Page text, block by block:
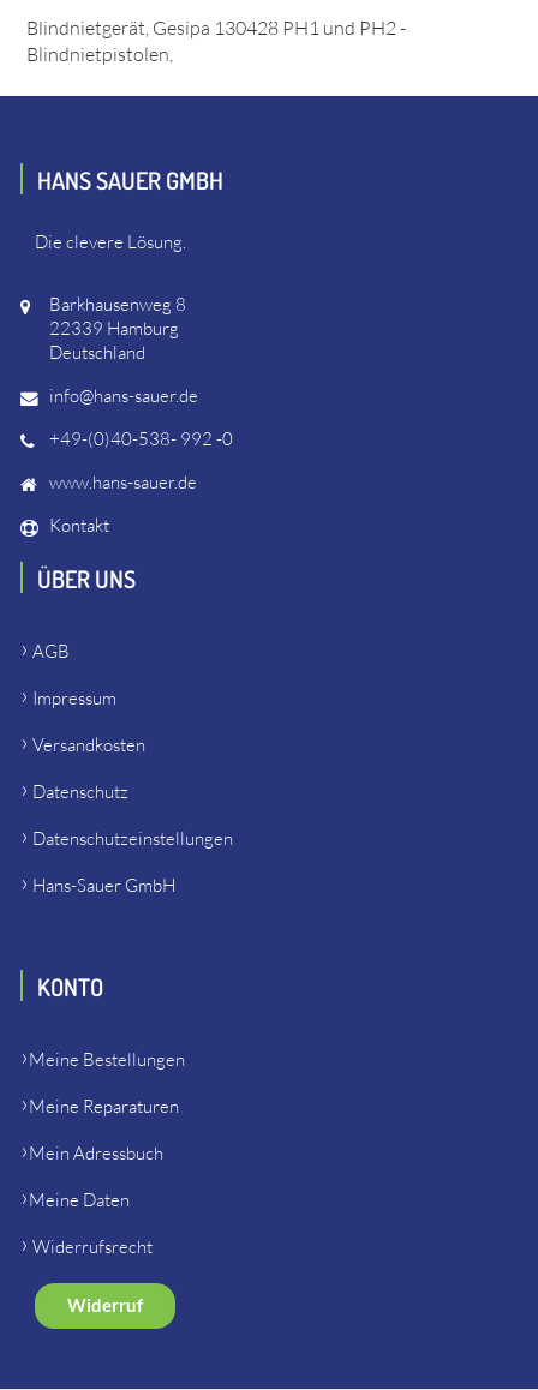
Blindnietgerät, Gesipa 130428 PH1 und PH2 -
Blindnietpistolen,
HANS SAUER GMBH
Die clevere Lösung.
Barkhausenweg 8
22339 Hamburg
Deutschland
info@hans-sauer.de
+49-(0)40-538- 992 -0
www.hans-sauer.de
Kontakt
ÜBER UNS
AGB
Impressum
Versandkosten
Datenschutz
Datenschutzeinstellungen
Hans-Sauer GmbH
KONTO
Meine Bestellungen
Meine Reparaturen
Mein Adressbuch
Meine Daten
Widerrufsrecht
Widerruf